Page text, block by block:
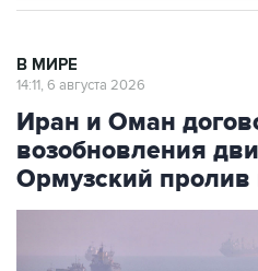
Иран и Оман
возобновления
Ормузский пролив